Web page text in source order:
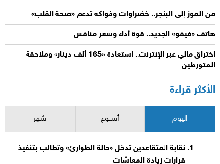
من الموز إلى البنجر.. خضراوات وفواكه تدعم «صحة القلب»
هاتف «فيفو» الجديد.. قوة أداء وسعر منافس
اختراق مالي عبر الإنترنت.. استعادة «165 ألف دينار» وملاحقة
المتورطين
الأكثر قراءة
اليوم أسبوع شهر
نقابة المتقاعدين تدخل «حالة الطوارئ» وتطالب بتنفيذ
قرارات زيادة المعاشات